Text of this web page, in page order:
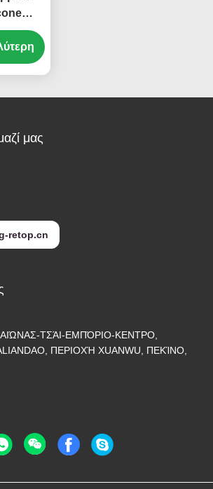
τρεις
μας
retop.cn
ΤΣΆΙ-ΕΜΠΌΡΙΟ-ΚΕΝΤΡΟ,
ΠΕΡΙΟΧΉ XUANWU, ΠΕΚΊΝΟ,